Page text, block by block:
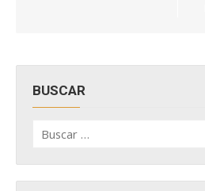
BUSCAR
por: